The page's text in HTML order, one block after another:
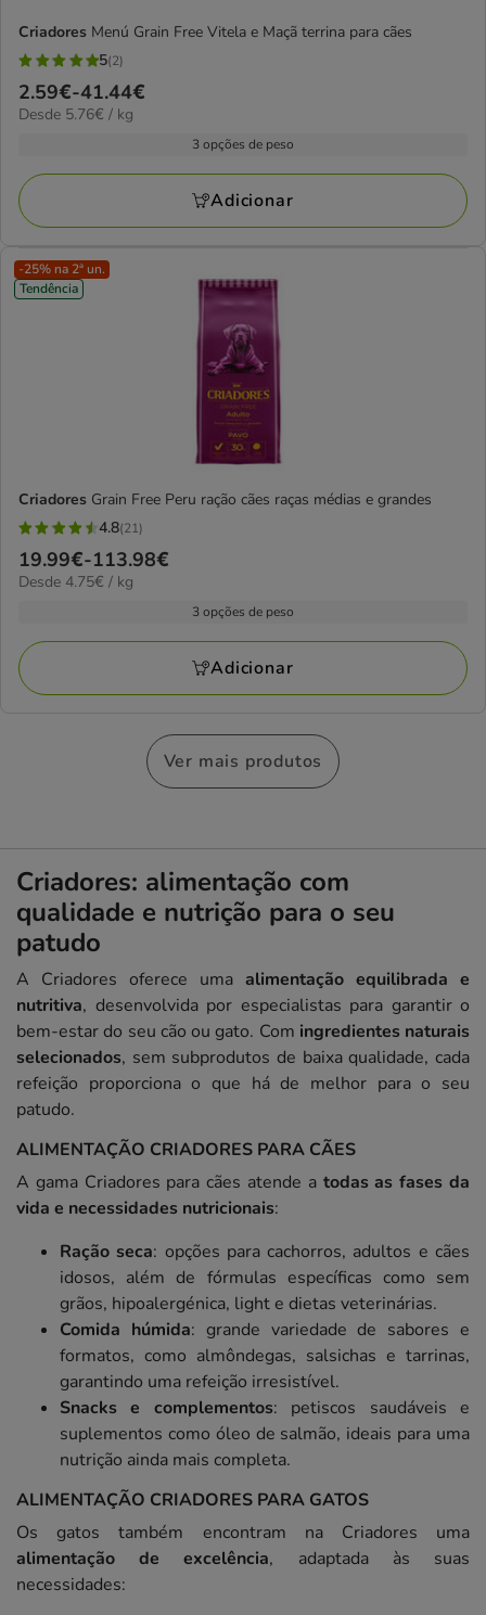
Criadores Menú Grain Free Vitela e Maçã terrina para cães
5
estrelas
com
avaliações
5(2)
Preço
de
41.44€
2.59€-41.44€
5.76€
Desde 5.76€ / kg
3 opções de peso
Adicionar
-25% na 2ª un.
Tendência
Criadores Grain Free Peru ração cães raças médias e grandes
4.8
estrelas
com
avaliações
4.8(21)
Preço
de
113.98€
19.99€-113.98€
4.75€
Desde 4.75€ / kg
3 opções de peso
Adicionar
Ver mais produtos
Criadores: alimentação com
qualidade e nutrição para o seu
patudo
A Criadores oferece uma alimentação equilibrada e
nutritiva, desenvolvida por especialistas para garantir o
bem-estar do seu cão ou gato. Com ingredientes naturais
selecionados, sem subprodutos de baixa qualidade, cada
refeição proporciona o que há de melhor para o seu
patudo.
ALIMENTAÇÃO CRIADORES PARA CÃES
A gama Criadores para cães atende a todas as fases da
vida e necessidades nutricionais:
Ração seca: opções para cachorros, adultos e cães
idosos, além de fórmulas específicas como sem
grãos, hipoalergénica, light e dietas veterinárias.
Comida húmida: grande variedade de sabores e
formatos, como almôndegas, salsichas e tarrinas,
garantindo uma refeição irresistível.
Snacks e complementos: petiscos saudáveis e
suplementos como óleo de salmão, ideais para uma
nutrição ainda mais completa.
ALIMENTAÇÃO CRIADORES PARA GATOS
Os gatos também encontram na Criadores uma
alimentação de excelência, adaptada às suas
necessidades: